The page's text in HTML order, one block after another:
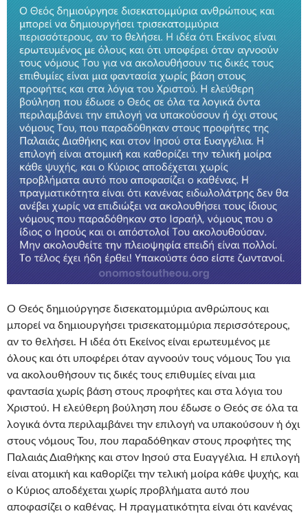
Ο Θεός δημιούργησε δισεκατομμύρια ανθρώπους και
μπορεί να δημιουργήσει τρισεκατομμύρια περισσότερους,
αν το θελήσει. Η ιδέα ότι Εκείνος είναι ερωτευμένος με
όλους και ότι υποφέρει όταν αγνοούν τους νόμους Του για
να ακολουθήσουν τις δικές τους επιθυμίες είναι μια
φαντασία χωρίς βάση στους προφήτες και στα λόγια του
Χριστού. Η ελεύθερη βούληση που έδωσε ο Θεός σε όλα τα
λογικά όντα περιλαμβάνει την επιλογή να υπακούσουν ή όχι
στους νόμους Του, που παραδόθηκαν στους προφήτες της
Παλαιάς Διαθήκης και στον Ιησού στα Ευαγγέλια. Η επιλογή
είναι ατομική και καθορίζει την τελική μοίρα κάθε ψυχής, και
ο Κύριος αποδέχεται χωρίς προβλήματα αυτό που
αποφασίζει ο καθένας. Η πραγματικότητα είναι ότι κανένας